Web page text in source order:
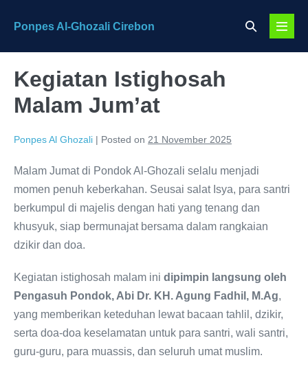
Ponpes Al-Ghozali Cirebon
Search
Menu
Kegiatan Istighosah
Malam Jum’at
Ponpes Al Ghozali | Posted on 21 November 2025
Malam Jumat di Pondok Al-Ghozali selalu menjadi
momen penuh keberkahan. Seusai salat Isya, para santri
berkumpul di majelis dengan hati yang tenang dan
khusyuk, siap bermunajat bersama dalam rangkaian
dzikir dan doa.
Kegiatan istighosah malam ini dipimpin langsung oleh
Pengasuh Pondok, Abi Dr. KH. Agung Fadhil, M.Ag,
yang memberikan keteduhan lewat bacaan tahlil, dzikir,
serta doa-doa keselamatan untuk para santri, wali santri,
guru-guru, para muassis, dan seluruh umat muslim.